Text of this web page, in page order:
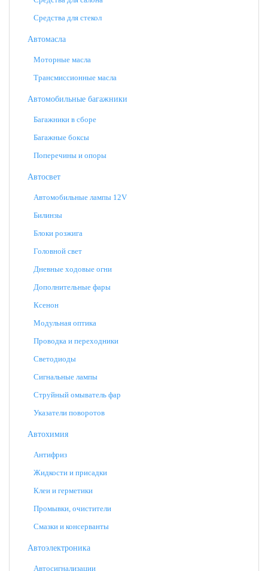
Средства для стекол
Автомасла
Моторные масла
Трансмиссионные масла
Автомобильные багажники
Багажники в сборе
Багажные боксы
Поперечины и опоры
Автосвет
Автомобильные лампы 12V
Билинзы
Блоки розжига
Головной свет
Дневные ходовые огни
Дополнительные фары
Ксенон
Модульная оптика
Проводка и переходники
Светодиоды
Сигнальные лампы
Струйный омыватель фар
Указатели поворотов
Автохимия
Антифриз
Жидкости и присадки
Клеи и герметики
Промывки, очистители
Смазки и консерванты
Автоэлектроника
Автосигнализации